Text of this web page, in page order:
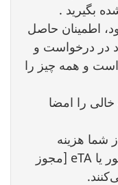
بگیرید .
اطمینان حاصل
در درخواست و
و همه چیز را
را امضا
شما هزینه
درخواست برای ویزای ویزیتور یا eTA [مجوز